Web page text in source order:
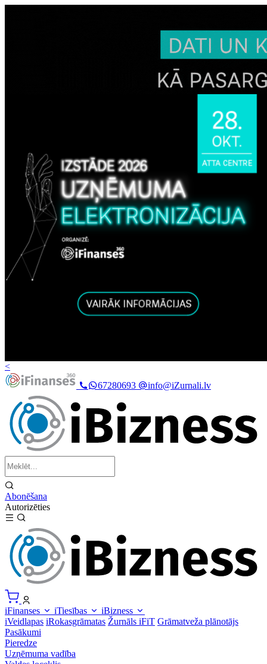
<
67280693
info@iZurnali.lv
Abonēšana
Autorizēties
iFinanses iTiesības
iBizness
iVeidlapas iRokasgrāmatas Žurnāls iFiT Grāmatveža plānotājs
Pasākumi
Pieredze
Uzņēmuma vadība